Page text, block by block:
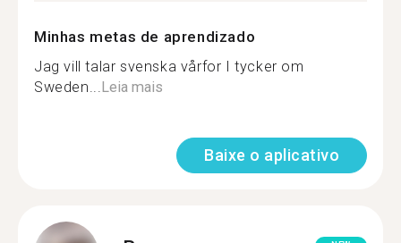
Minhas metas de aprendizado
Jag vill talar svenska vårfor I tycker om
Sweden...Leia mais
Baixe o aplicativo